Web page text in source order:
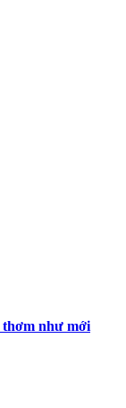
thơm như mới